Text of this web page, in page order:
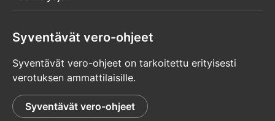
Syventävät vero-ohjeet
Syventävät vero-ohjeet on tarkoitettu erityisesti
verotuksen ammattilaisille.
Syventävät vero-ohjeet